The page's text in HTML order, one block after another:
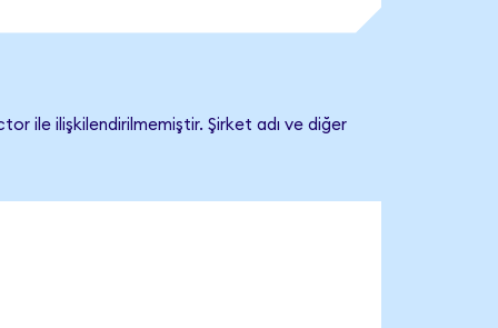
ile ilişkilendirilmemiştir. Şirket adı ve diğer